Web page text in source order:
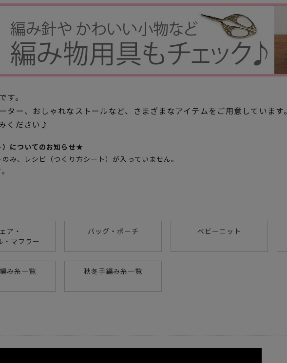
。
ー、おしゃれなストールなど、さまざまなアイテムをご用意しています。
ください♪
についてのお知らせ★
み、レシピ（つくり方シート）が入っていません。
ア・
・マフラー
バッグ・ポーチ ベビーニット
み糸一覧 秋冬手編み糸一覧